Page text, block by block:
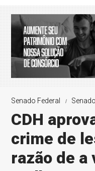
Senado Federal
CDH
crime de
razão de